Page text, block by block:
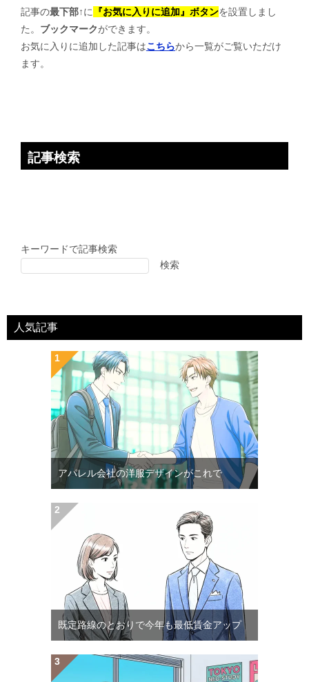
記事の最下部↑に 『お気に入りに追加』ボタンを設置しまし
た。 ブックマークができます。
お気に入りに追加した記事はこちらから一覧がご覧いただけ
ます。
記事検索
キーワードで記事検索
検索
人気記事
アパレル会社の洋服デザインがこれで
既定路線のとおりで今年も最低賃金アップ